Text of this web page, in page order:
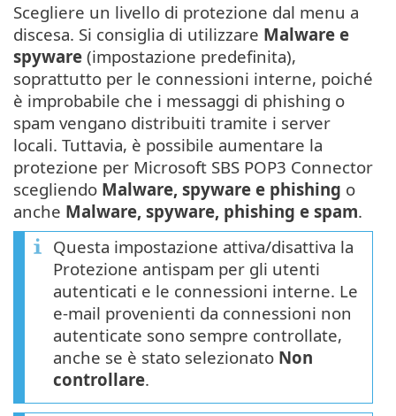
Scegliere un livello di protezione dal menu a
discesa. Si consiglia di utilizzare Malware e
spyware (impostazione predefinita),
soprattutto per le connessioni interne, poiché
è improbabile che i messaggi di phishing o
spam vengano distribuiti tramite i server
locali. Tuttavia, è possibile aumentare la
protezione per Microsoft SBS POP3 Connector
scegliendo Malware, spyware e phishing o
anche Malware, spyware, phishing e spam.
Questa impostazione attiva/disattiva la
Protezione antispam per gli utenti
autenticati e le connessioni interne. Le
e-mail provenienti da connessioni non
autenticate sono sempre controllate,
anche se è stato selezionato Non
controllare.